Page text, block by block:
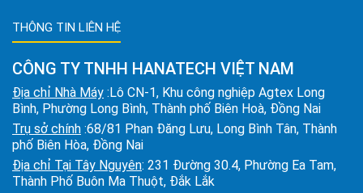
THÔNG TIN LIÊN HỆ
CÔNG TY TNHH HANATECH VIỆT NAM
Địa chỉ Nhà Máy :Lô CN-1, Khu công nghiệp Agtex Long
Bình, Phường Long Bình, Thành phố Biên Hoà, Đồng Nai
Trụ sở chính :68/81 Phan Đăng Lưu, Long Bình Tân, Thành
phố Biên Hòa, Đồng Nai
Địa chỉ Tại Tây Nguyên: 231 Đường 30.4, Phường Ea Tam,
Thành Phố Buôn Ma Thuột, Đắk Lắk